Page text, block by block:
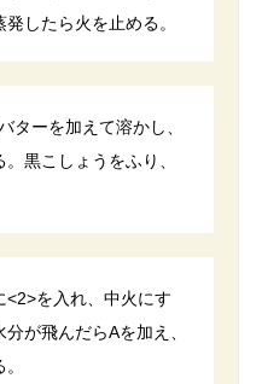
したら火を止める。
ターを加えて溶かし、
黒こしょうをふり、
<2>を入れ、中火にす
が飛んだらAを加え、